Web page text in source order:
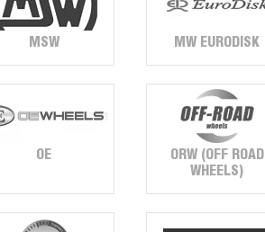
MSW MW EURODISK
OE
ORW (OFF ROAD
WHEELS)